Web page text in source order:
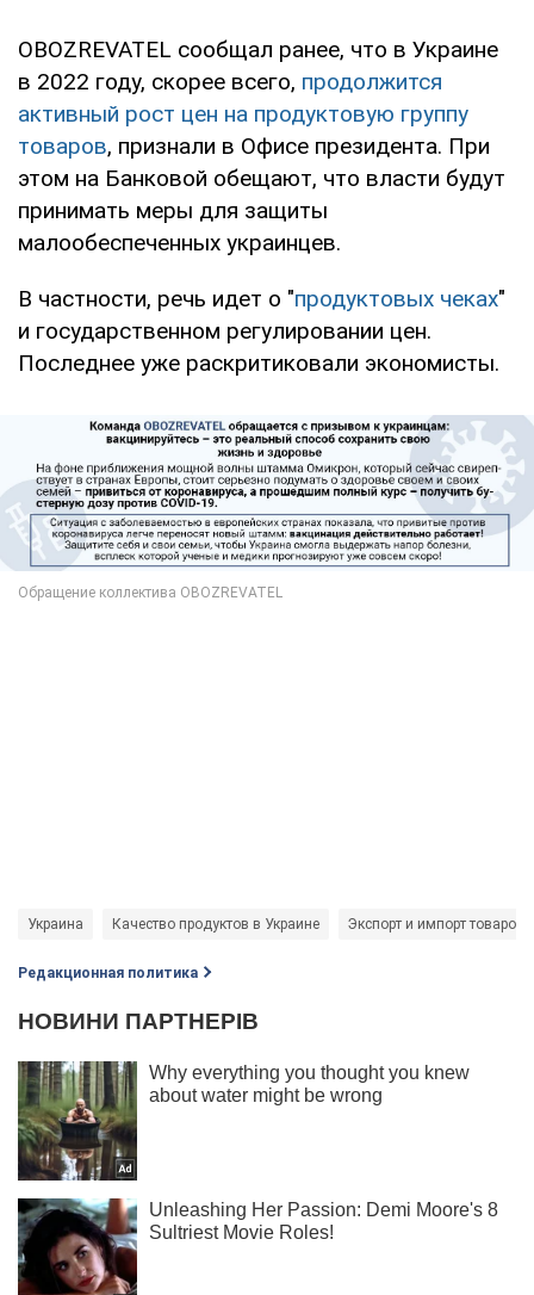
OBOZREVATEL сообщал ранее, что в Украине
в 2022 году, скорее всего, продолжится
активный рост цен на продуктовую группу
товаров, признали в Офисе президента. При
этом на Банковой обещают, что власти будут
принимать меры для защиты
малообеспеченных украинцев.
В частности, речь идет о "продуктовых чеках"
и государственном регулировании цен.
Последнее уже раскритиковали экономисты.
Украина Качество продуктов в Украине Экспорт и импорт товаров
Редакционная политика